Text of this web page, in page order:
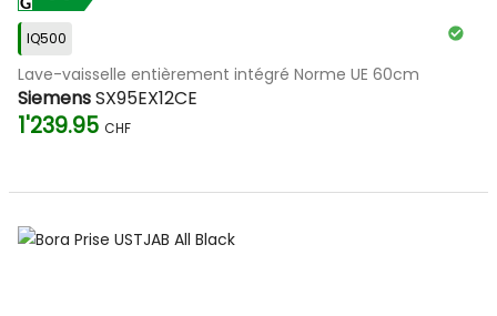
IQ500
Lave-vaisselle entièrement intégré Norme UE 60cm
SiemensSX95EX12CE
1'239.95 CHF